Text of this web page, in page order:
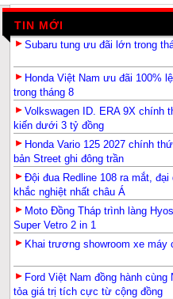
TIN MỚI
Subaru tung ưu đãi lớn trong
Honda Việt Nam ưu đãi 100%
trong tháng 8
Volkswagen ID. ERA 9X chính
kiến dưới 3 tỷ đồng
Honda Vario 125 2027 chính
bản Street ghi đông trần
Đội đua Redline 108 ra mắt,
khắc nghiệt nhất châu Á
Moto Đồng Tháp trình làng
Super Vetro 2 in 1
Khai trương showroom xe máy
Ford Việt Nam đồng hành
tỏa giá trị tích cực từ cộng đồng